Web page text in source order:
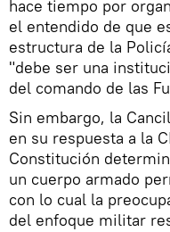
hace tiempo por
el entendido de que
estructura de la
"debe ser una
del comando de las
Sin embargo, la
en su respuesta a la
Constitución
un cuerpo armado
con lo cual la
del enfoque militar